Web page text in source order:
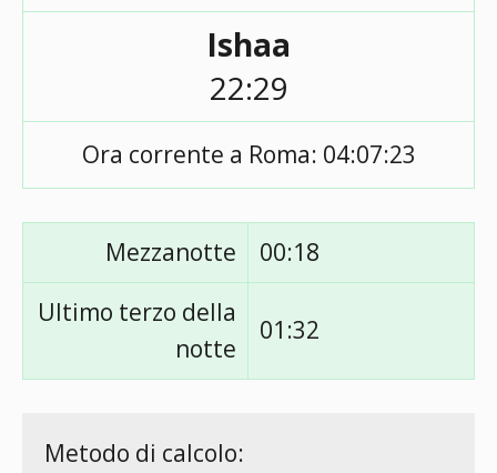
Ishaa
22:29
Ora corrente a Roma: 04:07:23
Mezzanotte
00:18
Ultimo terzo della
notte
01:32
Metodo di calcolo: